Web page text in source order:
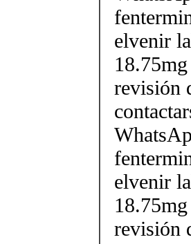
elvenir
revisión
elvenir
revisión